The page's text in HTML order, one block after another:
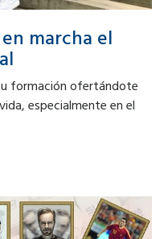
marcha el
formación ofertándote
especialmente en el